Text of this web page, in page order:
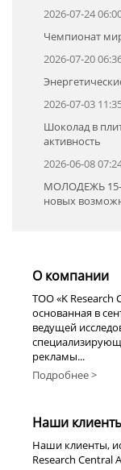
2026-07-24
Чемпионат
2026-07-20
2026-07-03
Шоколад в
активность
2026-06-08
МОЛОДЕЖЬ
новых
О компании
TOO «K
основанная в
ведущей
рекламы...
Подробнее >
Наши
Наши клиенты,
Research Central